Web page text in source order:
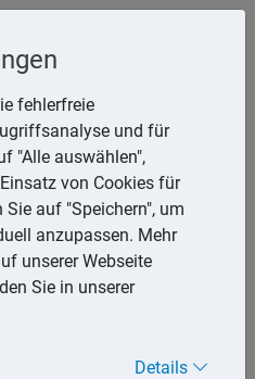
sich auf verstärkte
vorläufig auf neue
des
durch eine vertiefte
der
(EUStA) und dem
(OLAF) zu
fehlerfreie
und für
"Alle auswählen",
von Cookies für
auf "Speichern", um
anzupassen. Mehr
unserer Webseite
Sie in unserer
Details